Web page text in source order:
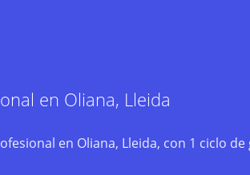
en Oliana, Lleida
en Oliana, Lleida, con 1 ciclo